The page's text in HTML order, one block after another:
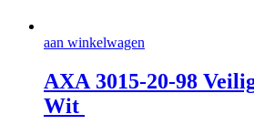
aan winkelwagen
AXA 3015-20-98
Wit